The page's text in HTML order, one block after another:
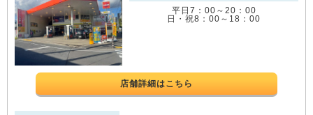
平日7：00～20：00
日・祝8：00～18：00
店舗詳細はこちら